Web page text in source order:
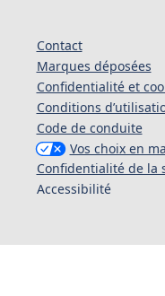
Contact
Marques déposées
Confidentialité et
Conditions
Code de conduite
Vos choix en
Confidentialité de la
Accessibilité